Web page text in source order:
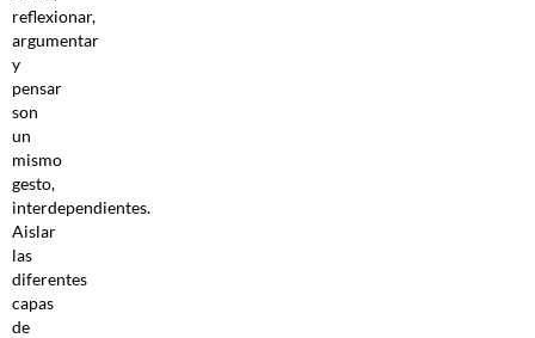
reflexionar,
argumentar
y
pensar
son
un
mismo
gesto,
interdependientes.
Aislar
las
diferentes
capas
de